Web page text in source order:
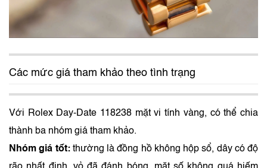
Các mức giá tham khảo theo tình trạng
Với Rolex Day-Date 118238 mặt vi tính vàng, có thể chia
thành ba nhóm giá tham khảo.
Nhóm giá tốt:thường là đồng hồ không hộp sổ, dây có độ